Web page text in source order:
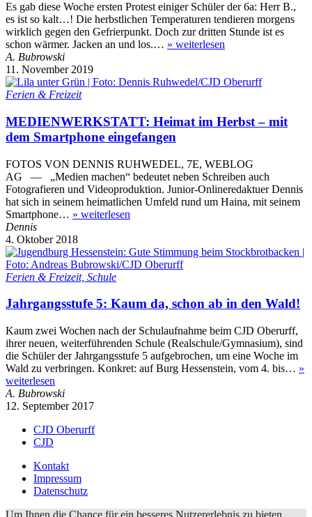
Es gab diese Woche ersten Protest einiger Schüler der 6a: Herr B.,
es ist so kalt…! Die herbstlichen Temperaturen tendieren morgens
wirklich gegen den Gefrierpunkt. Doch zur dritten Stunde ist es
schon wärmer. Jacken an und los.… » weiterlesen
A. Bubrowski
11. November 2019
Ferien & Freizeit
MEDIENWERKSTATT: Heimat im Herbst – mit
dem Smartphone eingefangen
FOTOS VON DENNIS RUHWEDEL, 7E, WEBLOG
AG — „Medien machen“ bedeutet neben Schreiben auch
Fotografieren und Videoproduktion. Junior-Onlineredaktuer Dennis
hat sich in seinem heimatlichen Umfeld rund um Haina, mit seinem
Smartphone… » weiterlesen
Dennis
4. Oktober 2018
Ferien & Freizeit, Schule
Jahrgangsstufe 5: Kaum da, schon ab in den Wald!
Kaum zwei Wochen nach der Schulaufnahme beim CJD Oberurff,
ihrer neuen, weiterführenden Schule (Realschule/Gymnasium), sind
die Schüler der Jahrgangsstufe 5 aufgebrochen, um eine Woche im
Wald zu verbringen. Konkret: auf Burg Hessenstein, vom 4. bis… »
weiterlesen
A. Bubrowski
12. September 2017
CJD Oberurff
CJD
Kontakt
Impressum
Datenschutz
Um Ihnen die Chance für ein besseres Nutzererlebnis zu bieten,